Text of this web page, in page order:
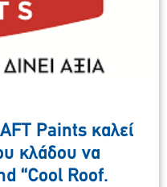
Paints καλεί
κλάδου να
“Cool Roof.